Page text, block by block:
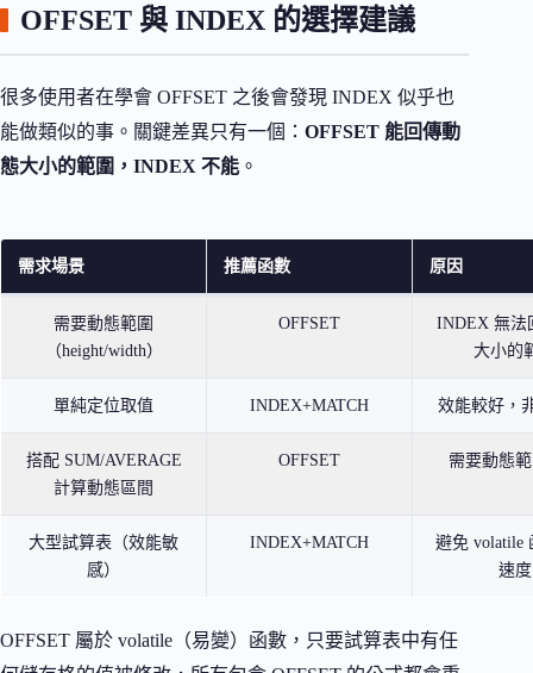
OFFSET 與 INDEX 的選擇建議
很多使用者在學會 OFFSET 之後會發現 INDEX 似乎也
能做類似的事。關鍵差異只有一個： OFFSET 能回傳動
態大小的範圍，INDEX 不能 。
需求場景 推薦函數 原因
需要動態範圍
（height/width）
OFFSET
INDEX 無法
大小的
單純定位取值 INDEX+MATCH 效能較好，
搭配 SUM/AVERAGE
計算動態區間
OFFSET 需要動態
大型試算表（效能敏
感）
INDEX+MATCH
避免 volatile
速度
OFFSET 屬於 volatile（易變）函數，只要試算表中有任